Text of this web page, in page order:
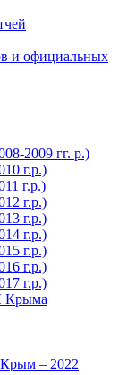
и официальных
2009 гг. р.)
г.р.)
г.р.)
г.р.)
г.р.)
г.р.)
г.р.)
г.р.)
г.р.)
Крыма
– 2022